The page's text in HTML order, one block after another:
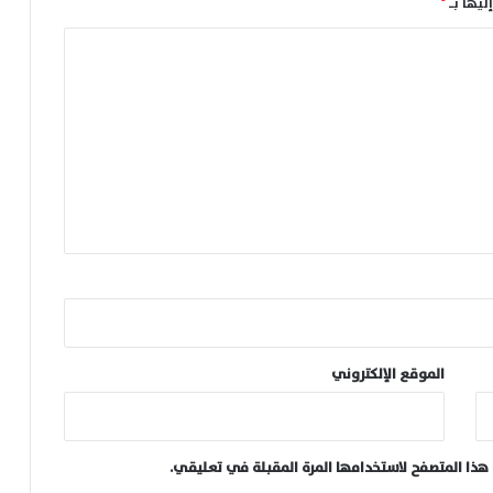
الموقع الإلكتروني
المتصفح لاستخدامها المرة المقبلة في تعليقي.